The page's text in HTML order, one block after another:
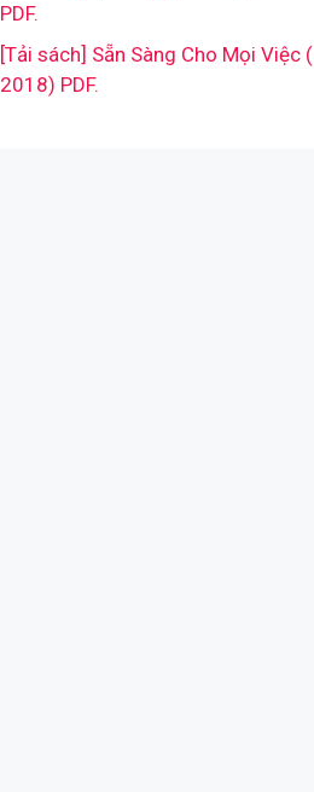
PDF.
[Tải sách] Sẵn Sàng Cho Mọi Việc (
2018) PDF.